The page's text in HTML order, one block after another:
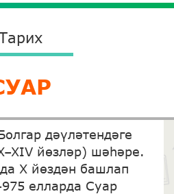
дәүләтендәге
йөзләр) шәһәре.
X йөздән башлап
елларда Суар